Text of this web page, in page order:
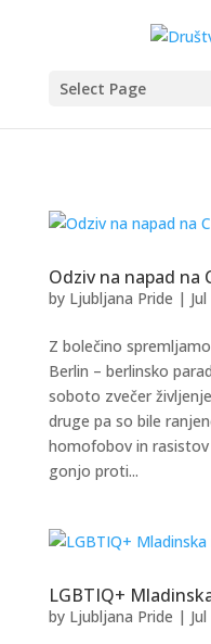
Select Page
Odziv na napad na
by Ljubljana Pride |
Z bolečino
Berlin – berlinsko
soboto zvečer
druge pa so bile
homofobov in
gonjo proti...
LGBTIQ+
by Ljubljana Pride |